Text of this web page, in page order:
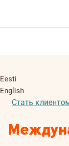
Eesti
English
Стать